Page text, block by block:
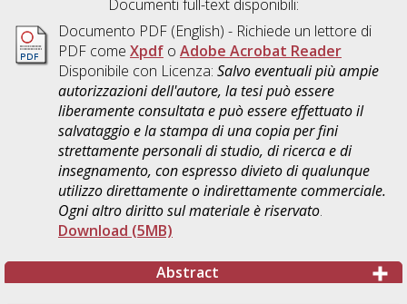
Documenti full-text disponibili:
Documento PDF(English) - Richiede un lettore di
PDF come Xpdfo Adobe Acrobat Reader
Disponibile con Licenza: Salvo eventuali più ampie
autorizzazioni dell'autore, la tesi può essere
liberamente consultata e può essere effettuato il
salvataggio e la stampa di una copia per fini
strettamente personali di studio, di ricerca e di
insegnamento, con espresso divieto di qualunque
utilizzo direttamente o indirettamente commerciale.
Ogni altro diritto sul materiale è riservato.
Download (5MB)
Abstract